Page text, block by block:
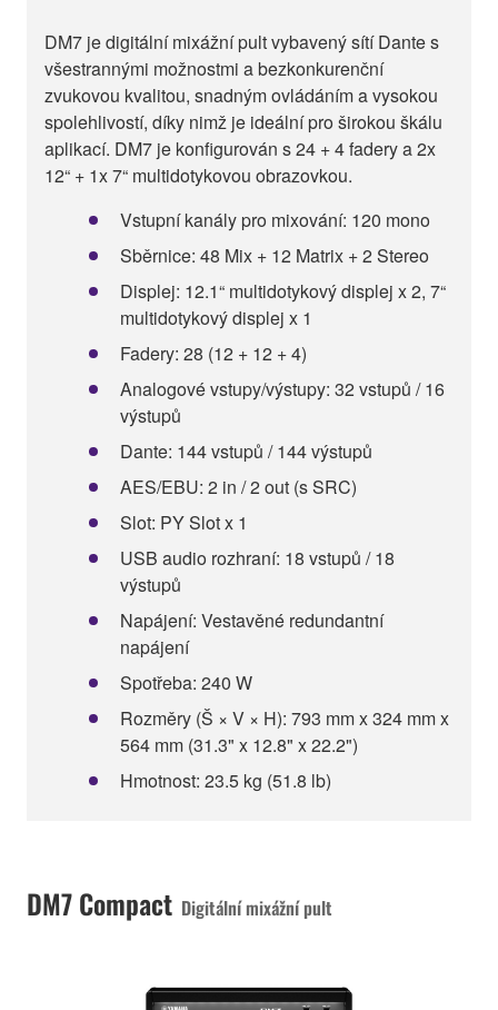
DM7 je digitální mixážní pult vybavený sítí Dante s
všestrannými možnostmi a bezkonkurenční
zvukovou kvalitou, snadným ovládáním a vysokou
spolehlivostí, díky nimž je ideální pro širokou škálu
aplikací. DM7 je konfigurován s 24 + 4 fadery a 2x
12“ + 1x 7“ multidotykovou obrazovkou.
Vstupní kanály pro mixování: 120 mono
Sběrnice: 48 Mix + 12 Matrix + 2 Stereo
Displej: 12.1“ multidotykový displej x 2, 7“
multidotykový displej x 1
Fadery: 28 (12 + 12 + 4)
Analogové vstupy/výstupy: 32 vstupů / 16
výstupů
Dante: 144 vstupů / 144 výstupů
AES/EBU: 2 in / 2 out (s SRC)
Slot: PY Slot x 1
USB audio rozhraní: 18 vstupů / 18
výstupů
Napájení: Vestavěné redundantní
napájení
Spotřeba: 240 W
Rozměry (Š × V × H): 793 mm x 324 mm x
564 mm (31.3" x 12.8" x 22.2")
Hmotnost: 23.5 kg (51.8 lb)
DM7 Compact Digitální mixážní pult